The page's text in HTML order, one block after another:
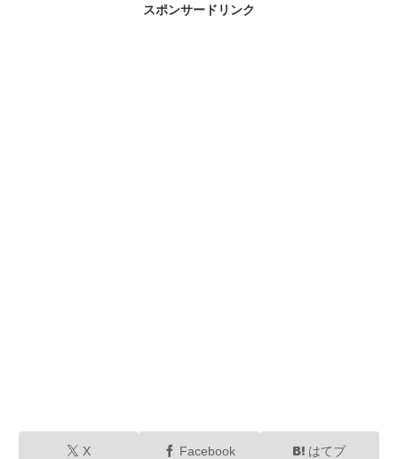
スポンサードリンク
X Facebook はてブ